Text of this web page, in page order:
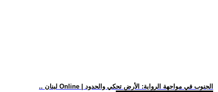
.. لبنان Online | الجنوب في مواجهة الرواية: الأرض تحكي والحدود